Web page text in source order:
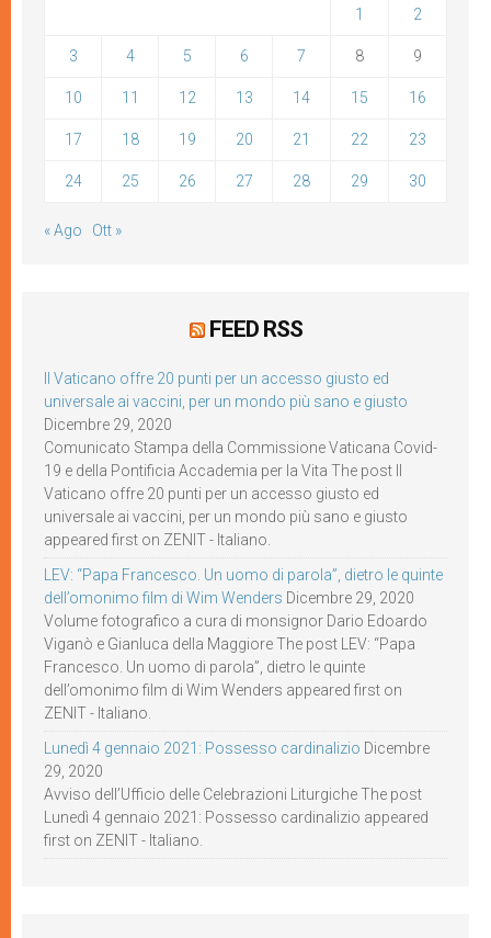
1 2
3 4 5 6 7 8 9
10 11 12 13 14 15 16
17 18 19 20 21 22 23
24 25 26 27 28 29 30
« Ago Ott »
FEED RSS
Il Vaticano offre 20 punti per un accesso giusto ed
universale ai vaccini, per un mondo più sano e giusto
Dicembre 29, 2020
Comunicato Stampa della Commissione Vaticana Covid-
19 e della Pontificia Accademia per la Vita The post Il
Vaticano offre 20 punti per un accesso giusto ed
universale ai vaccini, per un mondo più sano e giusto
appeared first on ZENIT - Italiano.
LEV: “Papa Francesco. Un uomo di parola”, dietro le quinte
dell’omonimo film di Wim Wenders Dicembre 29, 2020
Volume fotografico a cura di monsignor Dario Edoardo
Viganò e Gianluca della Maggiore The post LEV: “Papa
Francesco. Un uomo di parola”, dietro le quinte
dell’omonimo film di Wim Wenders appeared first on
ZENIT - Italiano.
Lunedì 4 gennaio 2021: Possesso cardinalizio Dicembre
29, 2020
Avviso dell’Ufficio delle Celebrazioni Liturgiche The post
Lunedì 4 gennaio 2021: Possesso cardinalizio appeared
first on ZENIT - Italiano.